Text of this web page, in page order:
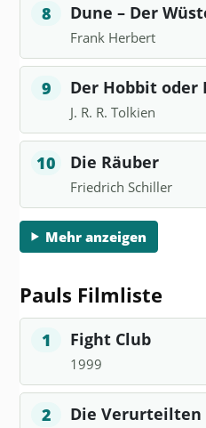
8 Dune – Der
Frank Herbert
9 Der Hobbit oder
J. R. R. Tolkien
10 Die Räuber
Friedrich Schiller
Mehr anzeigen
Pauls Filmliste
1 Fight Club
1999
2 Die Verurteilten